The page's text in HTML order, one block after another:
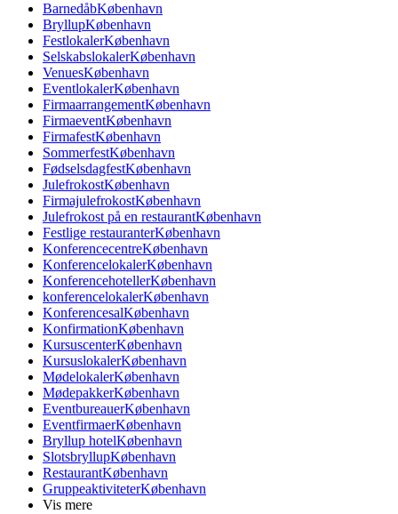
BarnedåbKøbenhavn
BryllupKøbenhavn
FestlokalerKøbenhavn
SelskabslokalerKøbenhavn
VenuesKøbenhavn
EventlokalerKøbenhavn
FirmaarrangementKøbenhavn
FirmaeventKøbenhavn
FirmafestKøbenhavn
SommerfestKøbenhavn
FødselsdagfestKøbenhavn
JulefrokostKøbenhavn
FirmajulefrokostKøbenhavn
Julefrokost på en restaurantKøbenhavn
Festlige restauranterKøbenhavn
KonferencecentreKøbenhavn
KonferencelokalerKøbenhavn
KonferencehotellerKøbenhavn
konferencelokalerKøbenhavn
KonferencesalKøbenhavn
KonfirmationKøbenhavn
KursuscenterKøbenhavn
KursuslokalerKøbenhavn
MødelokalerKøbenhavn
MødepakkerKøbenhavn
EventbureauerKøbenhavn
EventfirmaerKøbenhavn
Bryllup hotelKøbenhavn
SlotsbryllupKøbenhavn
RestaurantKøbenhavn
GruppeaktiviteterKøbenhavn
Vis mere